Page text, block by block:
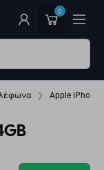
0
Apple iPhone